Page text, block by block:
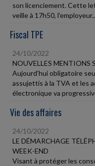
son licenciement. Cette
veille à 17h50,
Fiscal TPE
24/10/2022
NOUVELLES MENTIONS
Aujourd'hui obligatoire
assujettis à la TVA et les
électronique va
Vie des affaires
24/10/2022
LE DÉMARCHAGE
WEEK-END
Visant à protéger les